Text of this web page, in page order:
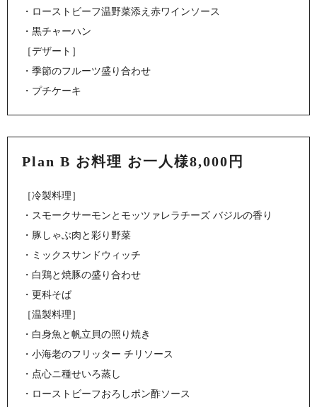
・ローストビーフ温野菜添え赤ワインソース
・黒チャーハン
［デザート］
・季節のフルーツ盛り合わせ
・プチケーキ
Plan B お料理 お一人様8,000円
［冷製料理］
・スモークサーモンとモッツァレラチーズ バジルの香り
・豚しゃぶ肉と彩り野菜
・ミックスサンドウィッチ
・白鶏と焼豚の盛り合わせ
・更科そば
［温製料理］
・白身魚と帆立貝の照り焼き
・小海老のフリッター チリソース
・点心ニ種せいろ蒸し
・ローストビーフおろしポン酢ソース